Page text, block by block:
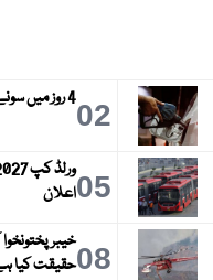
024 روز میں سونے کی قیمت میں بڑا اضافہ
05اعلان
08خیبر
حقیقت کیا